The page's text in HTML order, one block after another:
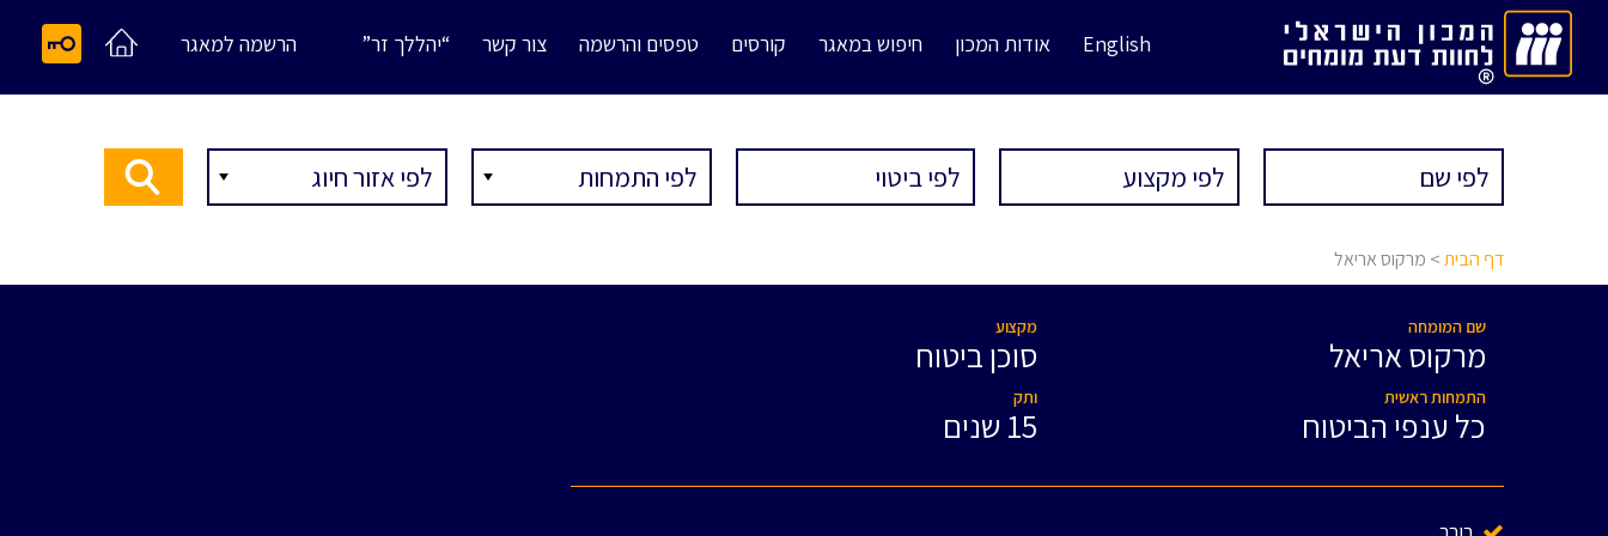
English אודות המכון חיפוש במאגר קורסים טפסים והרשמה צור קשר “יהללך זר” הרשמה למאגר
דף הבית> מרקוס אריאל
שם המומחה
מרקוס אריאל
התמחות ראשית
כל ענפי הביטוח
מקצוע
סוכן ביטוח
ותק
15 שנים